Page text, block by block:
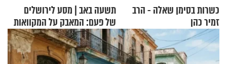
כשרות בסימן שאלה - הרב
זמיר כהן
תשעה באב | מסע לירושלים
של פעם: המאבק על המקוואות